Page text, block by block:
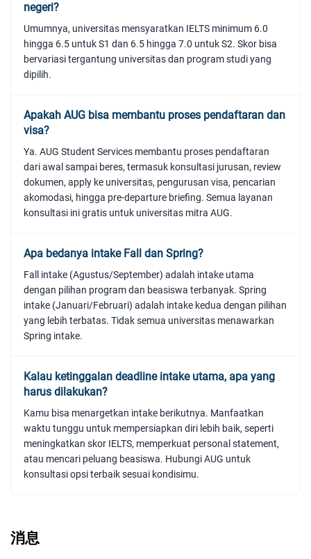
negeri?
Umumnya, universitas mensyaratkan IELTS minimum 6.0
hingga 6.5 untuk S1 dan 6.5 hingga 7.0 untuk S2. Skor bisa
bervariasi tergantung universitas dan program studi yang
dipilih.
Apakah AUG bisa membantu proses pendaftaran dan
visa?
Ya. AUG Student Services membantu proses pendaftaran
dari awal sampai beres, termasuk konsultasi jurusan, review
dokumen, apply ke universitas, pengurusan visa, pencarian
akomodasi, hingga pre-departure briefing. Semua layanan
konsultasi ini gratis untuk universitas mitra AUG.
Apa bedanya intake Fall dan Spring?
Fall intake (Agustus/September) adalah intake utama
dengan pilihan program dan beasiswa terbanyak. Spring
intake (Januari/Februari) adalah intake kedua dengan pilihan
yang lebih terbatas. Tidak semua universitas menawarkan
Spring intake.
Kalau ketinggalan deadline intake utama, apa yang
harus dilakukan?
Kamu bisa menargetkan intake berikutnya. Manfaatkan
waktu tunggu untuk mempersiapkan diri lebih baik, seperti
meningkatkan skor IELTS, memperkuat personal statement,
atau mencari peluang beasiswa. Hubungi AUG untuk
konsultasi opsi terbaik sesuai kondisimu.
消息